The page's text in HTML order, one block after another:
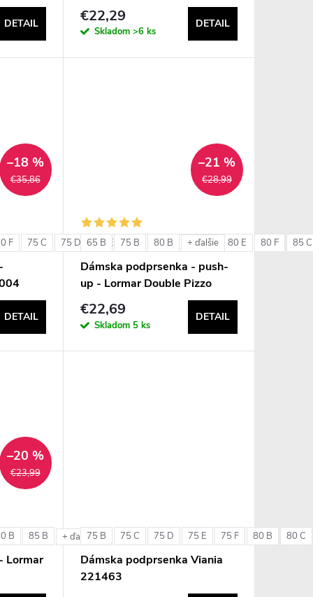
DETAIL €22,29
Skladom >6 ks
DETAIL
€35,86
–18 %
F 75 C 75 D 75 E 75 F 80 C 80 D 80 E 80 F 85 C
DETAIL
€28,99
–21 %
65 B 75 B 80 B + ďalšie
Dámska podprsenka - push-
up - Lormar Double Pizzo
€22,69
Skladom 5 ks
DETAIL
€23,99
–20 %
B 85 B + ďalšie
Lormar
75 B 75 C 75 D 75 E 75 F 80 B 80 C
Dámska podprsenka Viania
221463